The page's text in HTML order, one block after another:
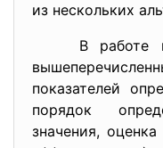
из нескольких
В работе
показателей
порядок
значения,